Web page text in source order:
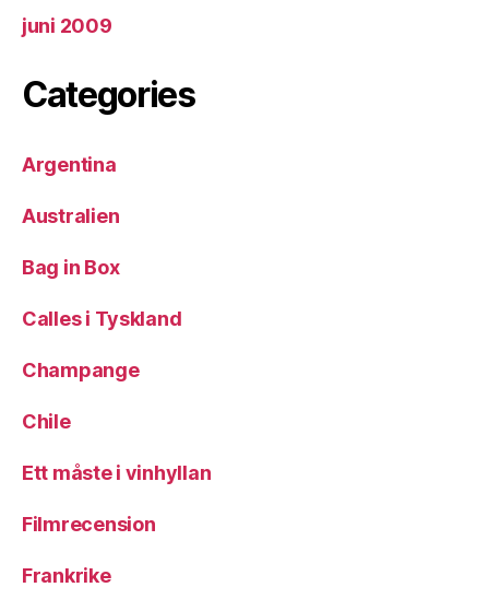
juni 2009
Categories
Argentina
Australien
Bag in Box
Calles i Tyskland
Champange
Chile
Ett måste i vinhyllan
Filmrecension
Frankrike